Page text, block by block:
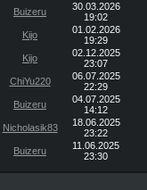
Buizeru
30.03.2026
19:02
Kijo
01.02.2026
19:29
Kijo
02.12.2025
23:07
ChiYu220
06.07.2025
22:29
Buizeru
04.07.2025
14:12
Nicholasik83
18.06.2025
23:22
Buizeru
11.06.2025
23:30